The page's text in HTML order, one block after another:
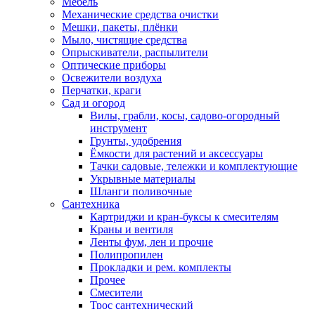
Механические средства очистки
Мешки, пакеты, плёнки
Мыло, чистящие средства
Опрыскиватели, распылители
Оптические приборы
Освежители воздуха
Перчатки, краги
Сад и огород
Вилы, грабли, косы, садово-огородный
инструмент
Грунты, удобрения
Ёмкости для растений и аксессуары
Тачки садовые, тележки и комплектующие
Укрывные материалы
Шланги поливочные
Сантехника
Картриджи и кран-буксы к смесителям
Краны и вентиля
Ленты фум, лен и прочие
Полипропилен
Прокладки и рем. комплекты
Прочее
Смесители
Трос сантехнический